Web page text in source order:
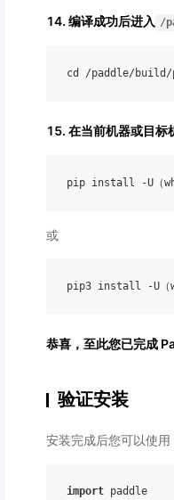
14. 编译成功后进入 /
cd /paddle/build /
15. 在当前机器或目标
或
恭喜，至此您已完成
验证安装
安装完成后您可以使用
import paddle